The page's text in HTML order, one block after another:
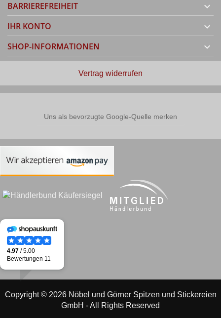
BARRIEREFREIHEIT 
IHR KONTO 
SHOP-INFORMATIONEN 
Vertrag widerrufen
Uns als bevorzugte Google-Quelle merken
Copyright © 2026 Nöbel und Görner Spitzen und Stickereien
GmbH - All Rights Reserved